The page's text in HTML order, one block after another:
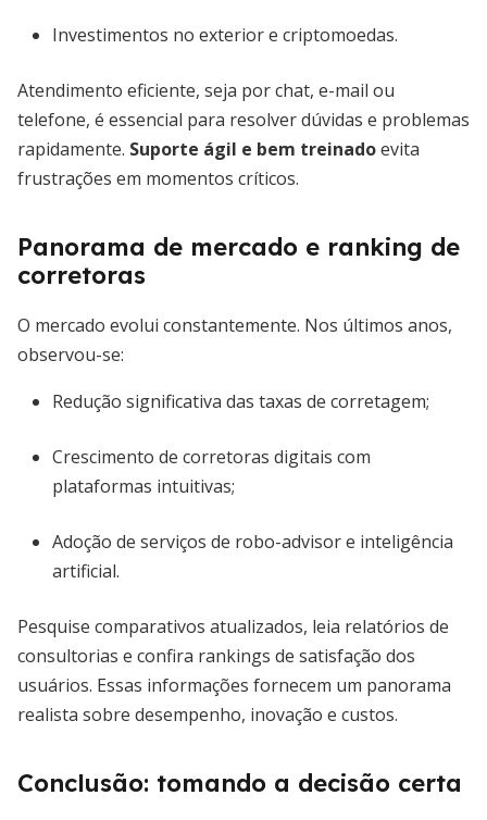
Investimentos no exterior e criptomoedas.
Atendimento eficiente, seja por chat, e-mail ou
telefone, é essencial para resolver dúvidas e problemas
rapidamente. Suporte ágil e bem treinadoevita
frustrações em momentos críticos.
Panorama de mercado e ranking de
corretoras
O mercado evolui constantemente. Nos últimos anos,
observou-se:
Redução significativa das taxas de corretagem;
Crescimento de corretoras digitais com
plataformas intuitivas;
Adoção de serviços de robo-advisor e inteligência
artificial.
Pesquise comparativos atualizados, leia relatórios de
consultorias e confira rankings de satisfação dos
usuários. Essas informações fornecem um panorama
realista sobre desempenho, inovação e custos.
Conclusão: tomando a decisão certa